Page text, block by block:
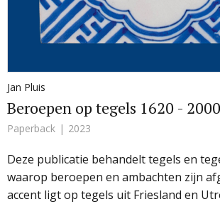
Jan Pluis
Beroepen op tegels 1620 - 2000
Paperback 2023
Deze publicatie behandelt tegels en
waarop beroepen en ambachten zijn
accent ligt op tegels uit Friesland en